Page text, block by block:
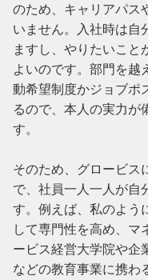
のため、キャリアパス
いません。入社時は自
ますし、やりたいこと
よいのです。部門を越
動希望制度かジョブポ
るので、本人の実力が
す。
そのため、グロービス
で、社員一人一人が自
す。例えば、私のよう
して専門性を高め、マ
ービス経営大学院や企
などの教育事業に携わ